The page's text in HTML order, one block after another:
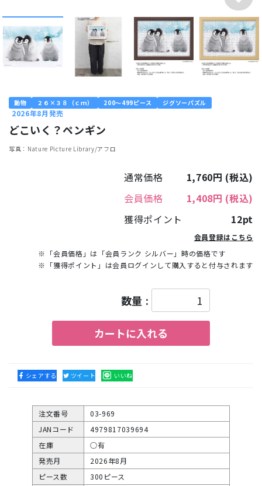
動物 ２６×３８（ｃｍ） 200～499ピース ジグソーパズル
2026年8月発売
どこいく？ペンギン
写真：Nature Picture Library/アフロ
通常価格 1,760円 (税込)
会員価格
1,408円 (税込)
獲得ポイント
12pt
会員登録はこちら
※「会員価格」は「会員ランク シルバー」時の価格です
※「獲得ポイント」は会員ログインして購入すると付与されます
数量 :
カートに入れる
シェアする ツイート いいね
注文番号
03-969
JANコード
4979817039694
在庫
○有
発売月
2026年8月
ピース数
300ピース